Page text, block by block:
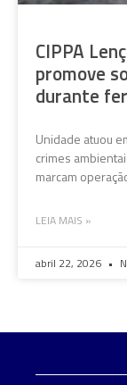
CIPPA
promove
durante
Unidade atuou
crimes
marcam
LEIA MAIS »
abril 22, 2026